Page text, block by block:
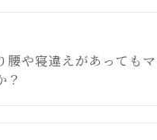
腰や寝違えがあっても
？